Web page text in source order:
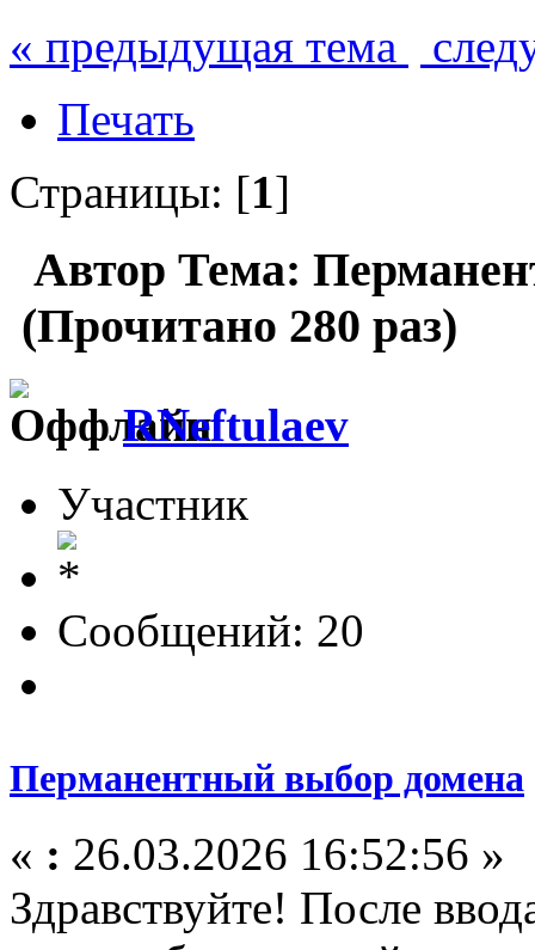
« предыдущая тема
Печать
Страницы: [1]
Автор Тема:
(Прочитано 280 раз)
RNeftulaev
Участник
Сообщений: 20
Перманентный выбор домена
« : 26.03.2026 16:52:56 »
Здравствуйте! После